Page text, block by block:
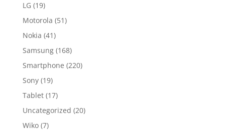
LG (19)
Motorola (51)
Nokia (41)
Samsung (168)
Smartphone (220)
Sony (19)
Tablet (17)
Uncategorized (20)
Wiko (7)